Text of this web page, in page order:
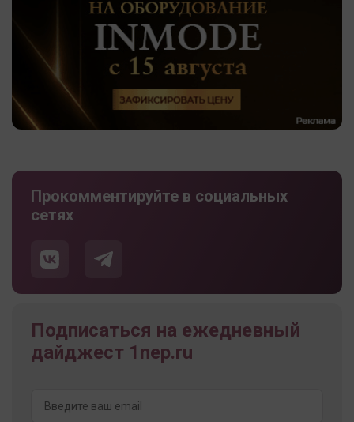
Прокомментируйте в социальных
сетях
Подписаться на ежедневный
дайджест 1nep.ru